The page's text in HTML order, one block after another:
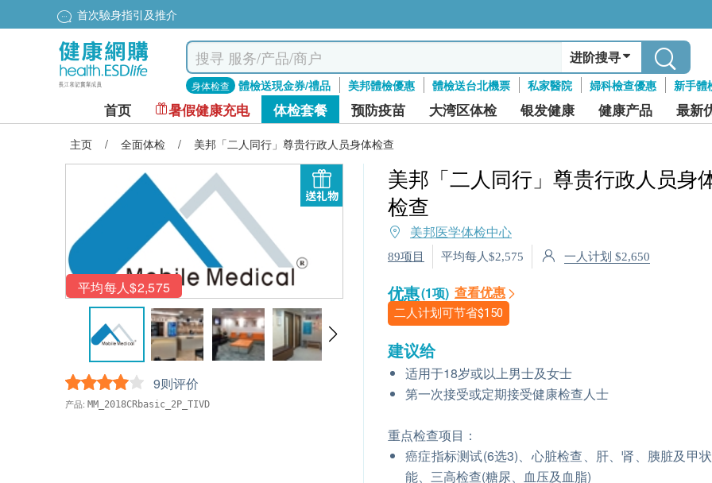
首次驗身指引及推介
进阶搜寻
身体检查 體檢送現金券/禮品 美邦體檢優惠 體檢送台北機票 私家醫院 婦科檢查優惠 新手體
首页 暑假健康充电 体检套餐 预防疫苗 大湾区体检 银发健康 健康产品 最新
主页 / 全面体检 / 美邦「二人同行」尊贵行政人员身体检查
送礼物
平均每人$2,575
9则评价
产品: MM_2018CRbasic_2P_TIVD
美邦「二人同行」尊贵行政人员身
检查
美邦医学体检中心
89项目 平均每人$2,575 一人计划 $2,650
优惠(1项) 查看优惠
二人计划可节省$150
建议给
适用于18岁或以上男士及女士
第一次接受或定期接受健康检查人士
重点检查项目：
癌症指标测试(6选3)、心脏检查、肝、肾、胰脏及甲
能、三高检查(糖尿、血压及血脂)